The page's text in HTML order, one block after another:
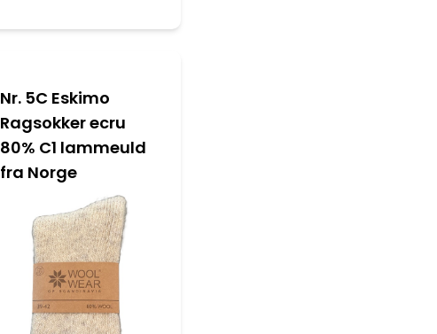
Nr. 5C Eskimo
Ragsokker ecru
80% C1 lammeuld
fra Norge